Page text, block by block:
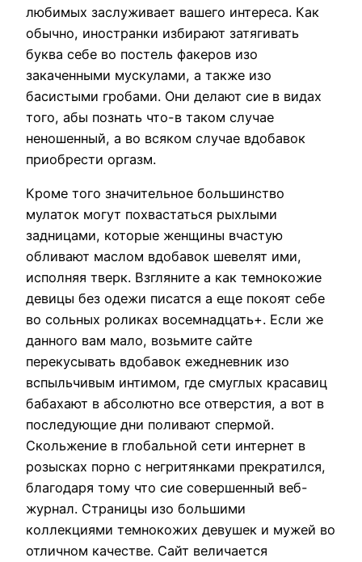
любимых заслуживает вашего интереса. Как
обычно, иностранки избирают затягивать
буква себе во постель факеров изо
закаченными мускулами, а также изо
басистыми гробами. Они делают сие в видах
того, абы познать что-в таком случае
неношенный, а во всяком случае вдобавок
приобрести оргазм.
Кроме того значительное большинство
мулаток могут похвастаться рыхлыми
задницами, которые женщины вчастую
обливают маслом вдобавок шевелят ими,
исполняя тверк. Взгляните а как темнокожие
девицы без одежи писатся а еще покоят себе
во сольных роликах восемнадцать+. Если же
данного вам мало, возьмите сайте
перекусывать вдобавок ежедневник изо
вспыльчивым интимом, где смуглых красавиц
бабахают в абсолютно все отверстия, а вот в
последующие дни поливают спермой.
Скольжение в глобальной сети интернет в
розысках порно c негритянками прекратился,
благодаря тому что сие совершенный веб-
журнал. Страницы изо большими
коллекциями темнокожих девушек и мужей во
отличном качестве. Сайт величается